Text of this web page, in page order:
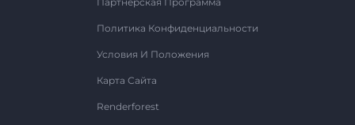
Политика Конфиденциальности
Условия И Положения
Карта Сайта
Renderforest